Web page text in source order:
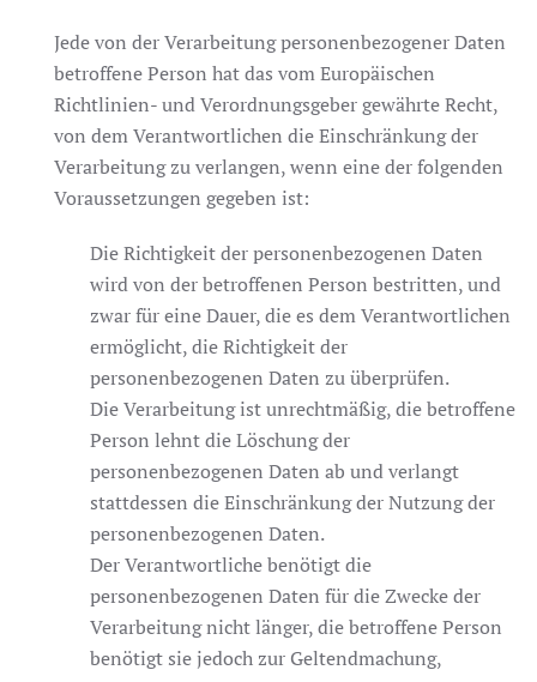
Jede von der Verarbeitung personenbezogener Daten
betroffene Person hat das vom Europäischen
Richtlinien- und Verordnungsgeber gewährte Recht,
von dem Verantwortlichen die Einschränkung der
Verarbeitung zu verlangen, wenn eine der folgenden
Voraussetzungen gegeben ist:
Die Richtigkeit der personenbezogenen Daten
wird von der betroffenen Person bestritten, und
zwar für eine Dauer, die es dem Verantwortlichen
ermöglicht, die Richtigkeit der
personenbezogenen Daten zu überprüfen.
Die Verarbeitung ist unrechtmäßig, die betroffene
Person lehnt die Löschung der
personenbezogenen Daten ab und verlangt
stattdessen die Einschränkung der Nutzung der
personenbezogenen Daten.
Der Verantwortliche benötigt die
personenbezogenen Daten für die Zwecke der
Verarbeitung nicht länger, die betroffene Person
benötigt sie jedoch zur Geltendmachung,